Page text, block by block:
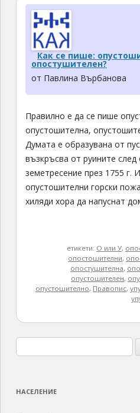
Как се пише:
опостушителен?
от Павлина Върбанова
Правилно е да се пише
опустошителна,
Думата е образувана от
възкръсва от руините
земетресение през 1755 г.
опустошителни горски
хиляди хора да напуснат
етикети: О или У,
опостошителни,
опостушителна,
опустошителен,
опустошително, Правопис,
for:
НАСЕЛЕНИЕ